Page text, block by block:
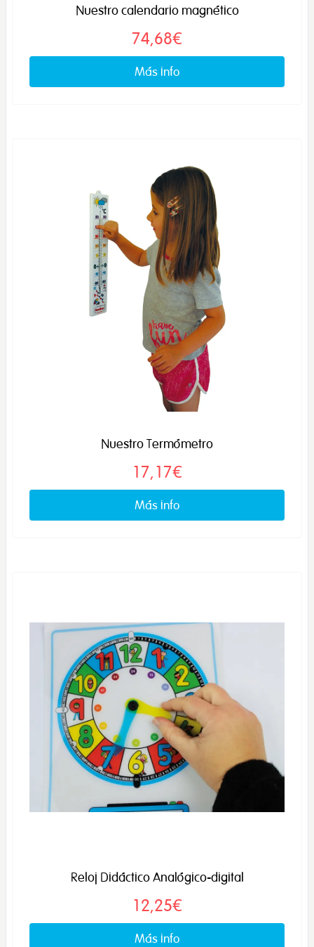
Nuestro calendario magnético
74,68€
Más info
Nuestro Termómetro
17,17€
Más info
Reloj Didáctico Analógico-digital
12,25€
Más info